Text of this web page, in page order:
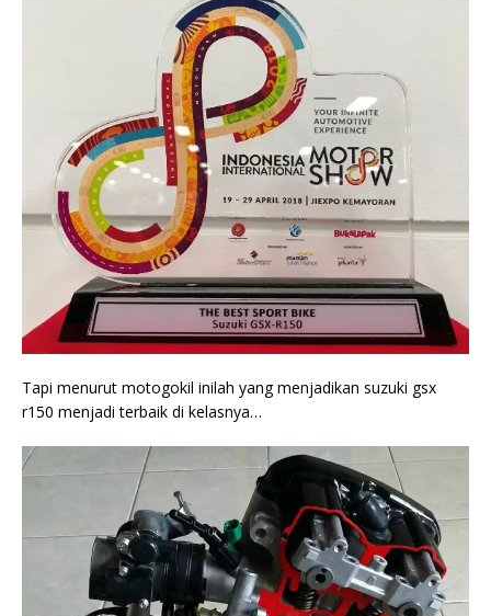
Tapi menurut motogokil inilah yang menjadikan suzuki gsx
r150 menjadi terbaik di kelasnya…